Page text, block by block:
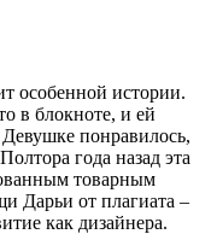
особенной истории.
в блокноте, и ей
понравилось,
года назад эта
товарным
Дарьи от плагиата –
как дизайнера.